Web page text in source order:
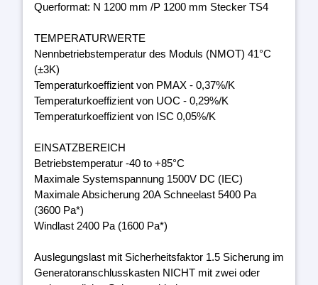
Querformat: N 1200 mm /P 1200 mm Stecker TS4
TEMPERATURWERTE
Nennbetriebstemperatur des Moduls (NMOT) 41°C
(±3K)
Temperaturkoeffizient von PMAX - 0,37%/K
Temperaturkoeffizient von UOC - 0,29%/K
Temperaturkoeffizient von ISC 0,05%/K
EINSATZBEREICH
Betriebstemperatur -40 to +85°C
Maximale Systemspannung 1500V DC (IEC)
Maximale Absicherung 20A Schneelast 5400 Pa
(3600 Pa*)
Windlast 2400 Pa (1600 Pa*)
Auslegungslast mit Sicherheitsfaktor 1.5 Sicherung im
Generatoranschlusskasten NICHT mit zwei oder